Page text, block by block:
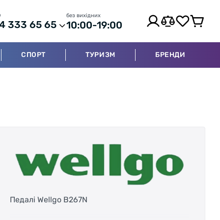
333 65 65
без вихідних
10:00-19:00
СПОРТ ТУРИЗМ БРЕНДИ
Педалі Wellgo B267N